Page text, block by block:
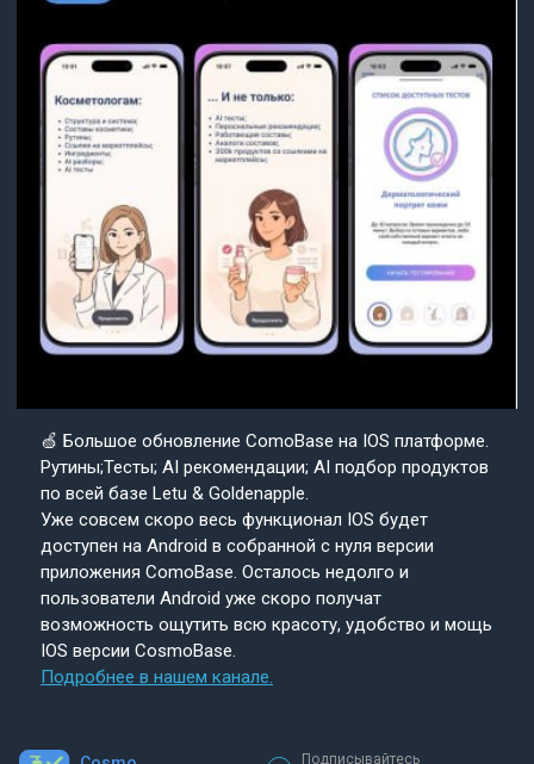
🍏 Большое обновление ComoBase на IOS платформе.
Рутины;Тесты; AI рекомендации; AI подбор продуктов
по всей базе Letu & Goldenapple.
Уже совсем скоро весь функционал IOS будет
доступен на Android в собранной с нуля версии
приложения ComoBase. Осталось недолго и
пользователи Android уже скоро получат
возможность ощутить всю красоту, удобство и мощь
IOS версии CosmoBase.
Подробнее в нашем канале.
Подписывайтесь